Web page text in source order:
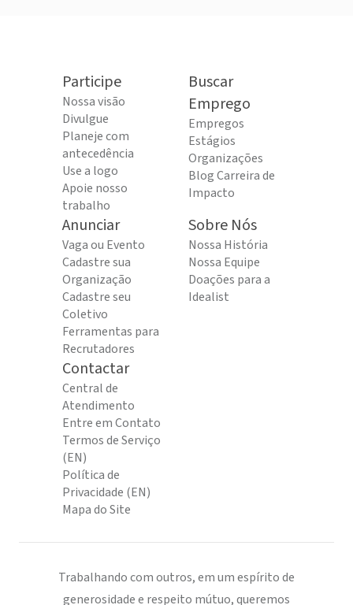
Participe
Nossa visão
Divulgue
Planeje com
antecedência
Use a logo
Apoie nosso
trabalho
Buscar
Emprego
Empregos
Estágios
Organizações
Blog Carreira de
Impacto
Anunciar
Vaga ou Evento
Cadastre sua
Organização
Cadastre seu
Coletivo
Ferramentas para
Recrutadores
Sobre Nós
Nossa História
Nossa Equipe
Doações para a
Idealist
Contactar
Central de
Atendimento
Entre em Contato
Termos de Serviço
(EN)
Política de
Privacidade (EN)
Mapa do Site
Trabalhando com outros, em um espírito de
generosidade e respeito mútuo, queremos